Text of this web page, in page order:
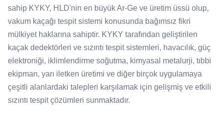
Smallest Detectable:
Working Temp:
5°45°C
Display:
2×10-11~1×10-5 Pa•m3/s
sahip KYKY, HLD'nin en büyük Ar-Ge ve üretim üssü olup,
vakum kaçağı tespit sistemi konusunda bağımsız fikri
mülkiyet haklarına sahiptir. KYKY tarafından geliştirilen
kaçak dedektörleri ve sızıntı tespit sistemleri, havacılık, güç
elektroniği, iklimlendirme soğutma, kimyasal metalurji, tıbbi
ekipman, yarı iletken üretimi ve diğer birçok uygulamaya
çeşitli alanlardaki talepleri karşılamak için gelişmiş ve etkili
sızıntı tespit çözümleri sunmaktadır.